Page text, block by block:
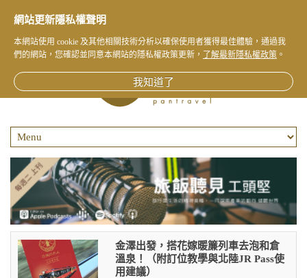
金澤出發，搭花嫁暖簾列車去泡和倉
溫泉！（附訂位教學與北陸JR Pass使
用建議）
網站更新隱私權聲明
本網站使用 cookie 及其他相關技術分析以確保使用者獲得最佳體驗，通過我
們的網站，您確認並同意本網站的隱私權政策更新，
了解最新隱私權政策 。
我知道了